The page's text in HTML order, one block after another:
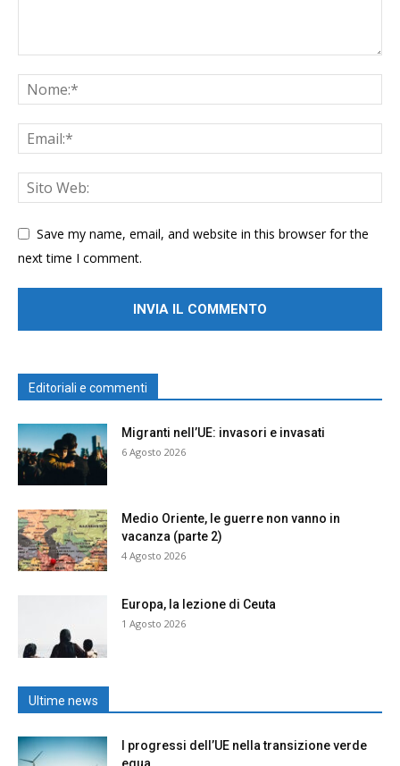
Save my name, email, and website in this browser for the
next time I comment.
Editoriali e commenti
Migranti nell’UE: invasori e invasati
6 Agosto 2026
Medio Oriente, le guerre non vanno in
vacanza (parte 2)
4 Agosto 2026
Europa, la lezione di Ceuta
1 Agosto 2026
Ultime news
I progressi dell’UE nella transizione verde